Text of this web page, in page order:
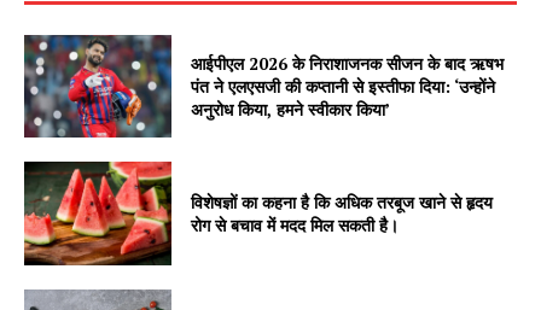
आईपीएल 2026 के निराशाजनक सीजन के बाद ऋषभ
पंत ने एलएसजी की कप्तानी से इस्तीफा दिया: ‘उन्होंने
अनुरोध किया, हमने स्वीकार किया’
विशेषज्ञों का कहना है कि अधिक तरबूज खाने से हृदय
रोग से बचाव में मदद मिल सकती है।